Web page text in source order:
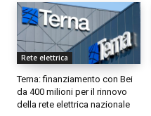
Rete elettrica
Terna: finanziamento con Bei
da 400 milioni per il rinnovo
della rete elettrica nazionale